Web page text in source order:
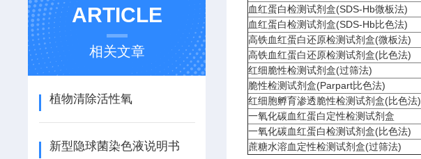
血红蛋白检测试剂盒(SDS-Hb微板法)
血红蛋白检测试剂盒(SDS-Hb比色法)
高铁血红蛋白还原检测试剂盒(微板法)
高铁血红蛋白还原检测试剂盒(比色法)
红细脆性检测试剂盒(过筛法)
脆性检测试剂盒(Parpart比色法)
红细胞孵育渗透脆性检测试剂盒(比色法)
一氧化碳血红蛋白定性检测试剂盒
一氧化碳血红蛋白检测试剂盒(比色法)
蔗糖水溶血定性检测试剂盒(过筛法)
ARTICLE
相关文章
植物清除活性氧
新型隐球菌染色液说明书